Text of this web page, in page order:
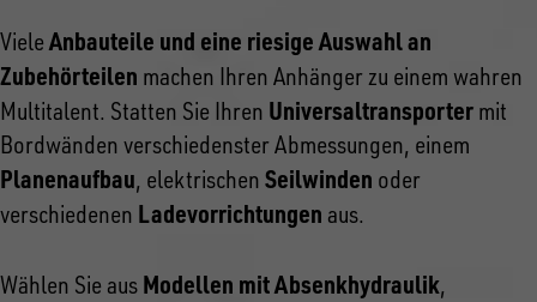
VieleAnbauteile und eine riesige Auswahl an
Zubehörteilen machen Ihren Anhänger zu einem wahren
Multitalent. Statten Sie Ihren Universaltransporter mit
Bordwänden verschiedenster Abmessungen, einem
Planenaufbau, elektrischen Seilwinden oder
verschiedenen Ladevorrichtungen aus.
Wählen Sie aus Modellen mit Absenkhydraulik,